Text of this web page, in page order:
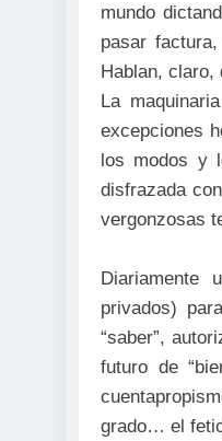
mundo
pasar
Hablan, claro,
La
excepciones
los modos y
disfrazada
vergonzosas
Diariamente
privados)
“saber”,
futuro de
grado… el